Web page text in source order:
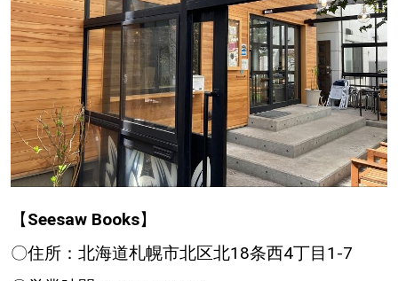
パートナーメディア Sitakkeパートナー
運営会社 広告掲載
情報提供・お問い合わせ
プライバシーポリシー
【Seesaw Books】
〇住所：北海道札幌市北区北18条西4丁目1-7